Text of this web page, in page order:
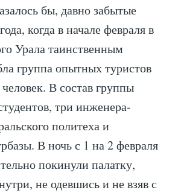
бы, давно забытые
когда в начале февраля в
Урала таинственным
группа опытных туристов
В состав группы
три инженера-
политеха и
В ночь с 1 на 2 февраля
покинули палатку,
не одевшись и не взяв с